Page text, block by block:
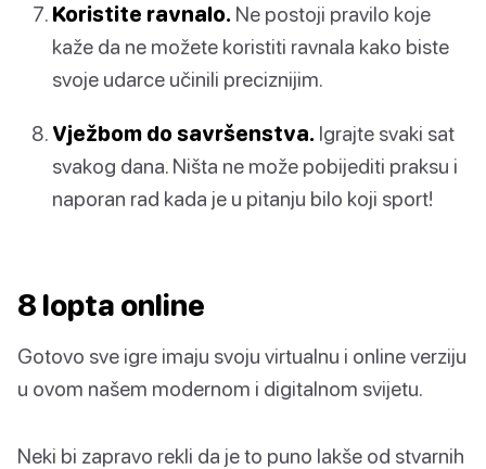
Koristite ravnalo. Ne postoji pravilo koje
kaže da ne možete koristiti ravnala kako biste
svoje udarce učinili preciznijim.
Vježbom do savršenstva. Igrajte svaki sat
svakog dana. Ništa ne može pobijediti praksu i
naporan rad kada je u pitanju bilo koji sport!
8 lopta online
Gotovo sve igre imaju svoju virtualnu i online verziju
u ovom našem modernom i digitalnom svijetu.
Neki bi zapravo rekli da je to puno lakše od stvarnih